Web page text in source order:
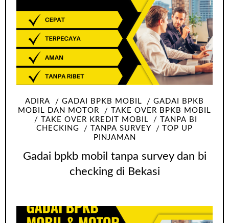
ADIRA GADAI BPKB MOBIL
GADAI BPKB
MOBIL DAN MOTOR
TAKE OVER BPKB MOBIL
TAKE OVER KREDIT MOBIL
TANPA BI
CHECKING
TANPA SURVEY
TOP UP
PINJAMAN
Gadai bpkb mobil tanpa survey dan bi
checking di Bekasi